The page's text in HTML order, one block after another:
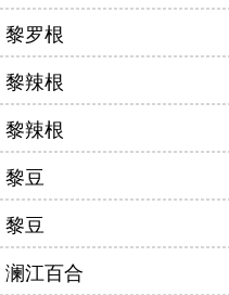
黎罗根
黎辣根
黎辣根
黎豆
黎豆
澜江百合